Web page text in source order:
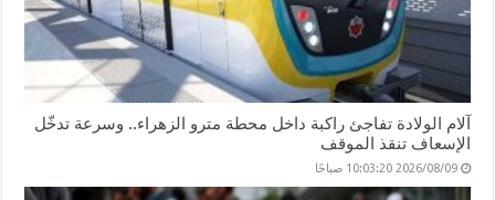
آلام الولادة تفاجئ راكبة داخل محطة مترو الزهراء.. وسرعة تدخّل
الإسعاف تنقذ الموقف
2026/08/09 10:03:20 صباحًا